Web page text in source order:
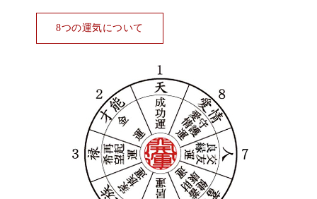
8つの運気について